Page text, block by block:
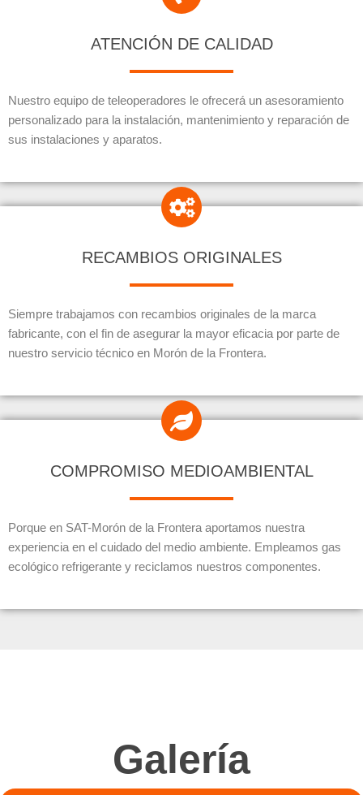
ATENCIÓN DE CALIDAD
Nuestro equipo de teleoperadores le ofrecerá un asesoramiento
personalizado para la instalación, mantenimiento y reparación de
sus instalaciones y aparatos.
RECAMBIOS ORIGINALES
Siempre trabajamos con recambios originales de la marca
fabricante, con el fin de asegurar la mayor eficacia por parte de
nuestro servicio técnico en Morón de la Frontera.
COMPROMISO MEDIOAMBIENTAL
Porque en SAT-Morón de la Frontera aportamos nuestra
experiencia en el cuidado del medio ambiente. Empleamos gas
ecológico refrigerante y reciclamos nuestros componentes.
Galería